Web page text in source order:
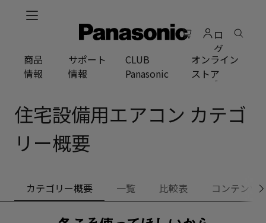
ロ
グ
イ
ン
商品
情報
サポート
情報
CLUB
Panasonic
オンライン
ストア
住宅設備用エアコン カテゴ
リー概要
カテゴリー概要 一覧 比較表 コンテンツ